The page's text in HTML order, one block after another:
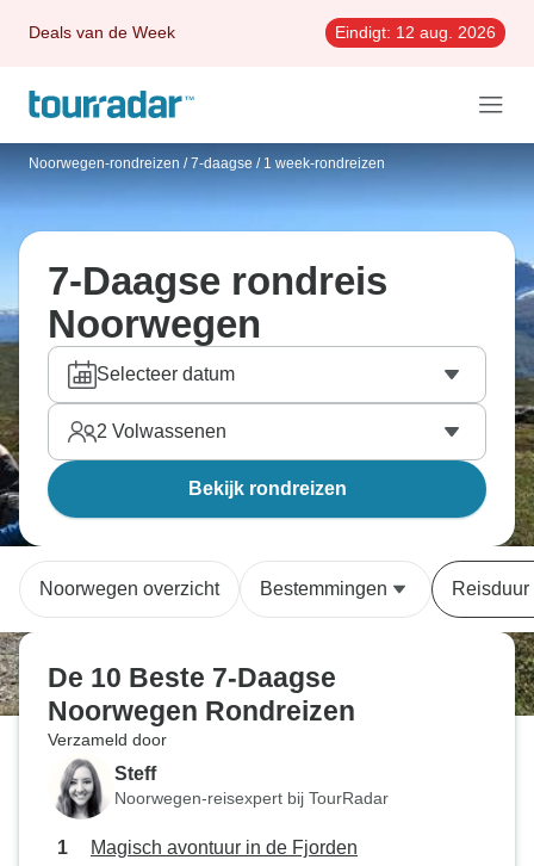
Deals van de Week Eindigt: 12 aug. 2026
Noorwegen-rondreizen / 7-daagse / 1 week-rondreizen
7-Daagse rondreis
Noorwegen
Selecteer datum
2 Volwassenen
Bekijk rondreizen
Noorwegen overzicht Bestemmingen Reisduur
De 10 Beste 7-Daagse
Noorwegen Rondreizen
Verzameld door
Steff
Noorwegen-reisexpert bij TourRadar
Magisch avontuur in de Fjorden